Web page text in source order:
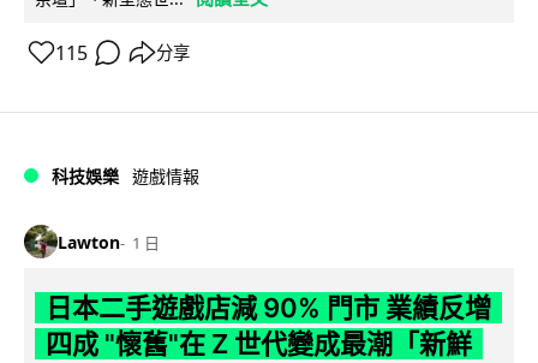
115 分享
科技娛樂 遊戲情報
Lawton 1 日
日本二手遊戲店減 90% 門市 業績反增
四成 "懷舊"在 Z 世代變成最潮「新鮮